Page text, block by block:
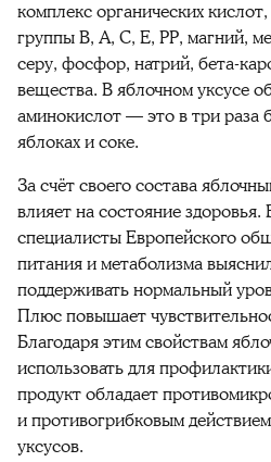
комплекс органических
группы В, А, С, Е, РР, магний,
серу, фосфор, натрий, бета-
вещества. В яблочном уксусе
аминокислот — это в три раза
яблоках и соке.
За счёт своего состава
влияет на состояние здоровья.
специалисты Европейского
питания и метаболизма
поддерживать нормальный
Плюс повышает
Благодаря этим свойствам
использовать для
продукт обладает
и противогрибковым
уксусов.